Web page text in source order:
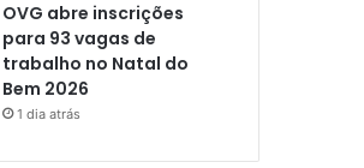
OVG abre inscrições
para 93 vagas de
trabalho no Natal do
Bem 2026
1 dia atrás